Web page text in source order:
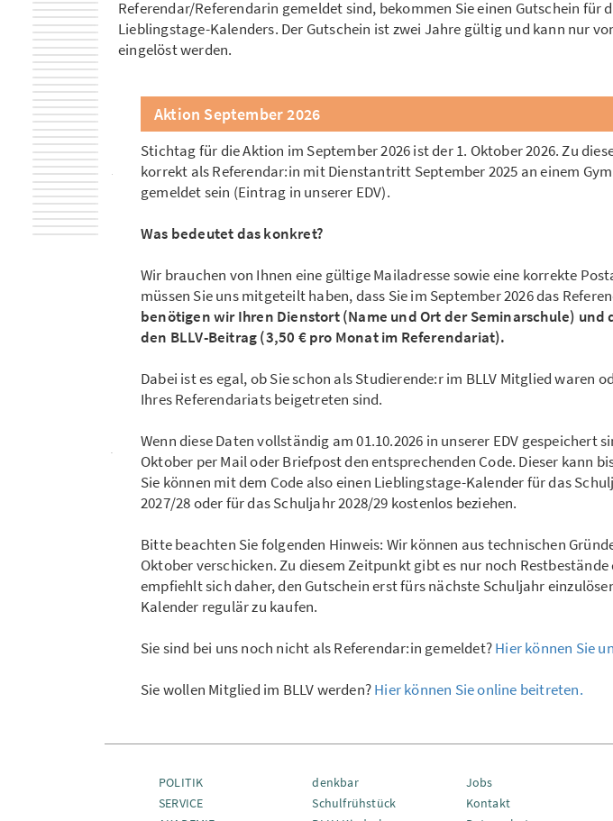
Referendar/Referendarin gemeldet sind, bekommen Sie einen Gutschein für
Lieblingstage-Kalenders. Der Gutschein ist zwei Jahre gültig und kann nur
eingelöst werden.
Aktion September 2026
Stichtag für die Aktion im September 2026 ist der 1. Oktober 2026. Zu
korrekt als Referendar:in mit Dienstantritt September 2025 an einem
gemeldet sein (Eintrag in unserer EDV).
Was bedeutet das konkret?
Wir brauchen von Ihnen eine gültige Mailadresse sowie eine korrekte
müssen Sie uns mitgeteilt haben, dass Sie im September 2026 das
benötigen wir Ihren Dienstort (Name und Ort der Seminarschule) und
den BLLV-Beitrag (3,50 € pro Monat im Referendariat).
Dabei ist es egal, ob Sie schon als Studierende:r im BLLV Mitglied waren
Ihres Referendariats beigetreten sind.
Wenn diese Daten vollständig am 01.10.2026 in unserer EDV gespeichert
Oktober per Mail oder Briefpost den entsprechenden Code. Dieser kann
Sie können mit dem Code also einen Lieblingstage-Kalender für das
2027/28 oder für das Schuljahr 2028/29 kostenlos beziehen.
Bitte beachten Sie folgenden Hinweis: Wir können aus technischen
Oktober verschicken. Zu diesem Zeitpunkt gibt es nur noch
empfiehlt sich daher, den Gutschein erst fürs nächste Schuljahr
Kalender regulär zu kaufen.
Sie sind bei uns noch nicht als Referendar:in gemeldet?Hier können Sie
Sie wollen Mitglied im BLLV werden?Hier können Sie online beitreten.
POLITIK
SERVICE
denkbar
Schulfrühstück
Jobs
Kontakt